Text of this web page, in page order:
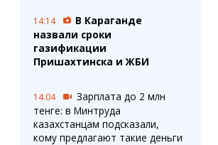
14:14
В Караганде
назвали сроки
газификации
Пришахтинска и ЖБИ
14:04
Зарплата до 2 млн
тенге: в Минтруда
казахстанцам подсказали,
кому предлагают такие деньги